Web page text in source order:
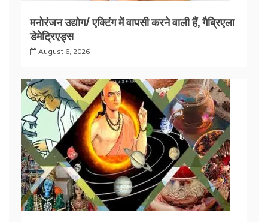
मनोरंजन उद्योग/ एक्टिंग में वापसी करने वाली हैं, गैब्रिएला
डेमेट्रिएड्स
August 6, 2026